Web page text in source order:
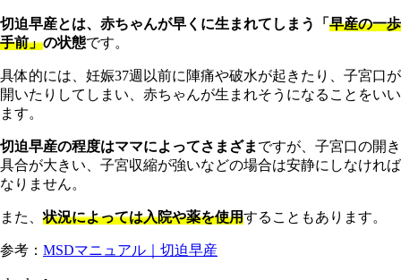
切迫早産とは、赤ちゃんが早くに生まれてしまう「 早産の一歩
手前」の状態です。
具体的には、妊娠37週以前に陣痛や破水が起きたり、子宮口が
開いたりしてしまい、赤ちゃんが生まれそうになることをいい
ます。
切迫早産の程度はママによってさまざま ですが、子宮口の開き
具合が大きい、子宮収縮が強いなどの場合は安静にしなければ
なりません。
また、状況によっては入院や薬を使用することもあります。
参考： MSDマニュアル｜切迫早産